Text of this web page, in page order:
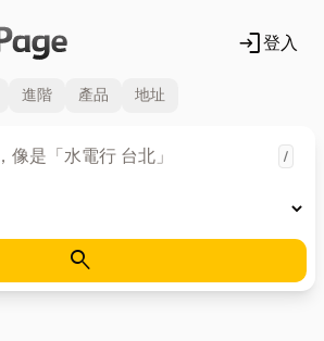
login登入
進階 產品 地址
/
search